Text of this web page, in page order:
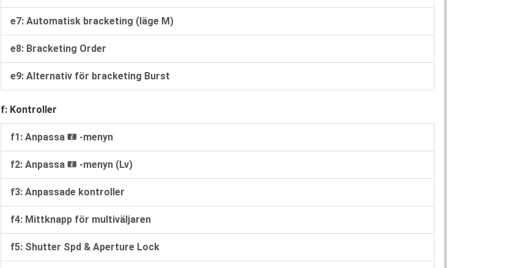
e7: Automatisk bracketing (läge M)
e8: Bracketing Order
e9: Alternativ för bracketing Burst
f: Kontroller
f1: Anpassa i -menyn
f2: Anpassa i -menyn (Lv)
f3: Anpassade kontroller
f4: Mittknapp för multiväljaren
f5: Shutter Spd & Aperture Lock